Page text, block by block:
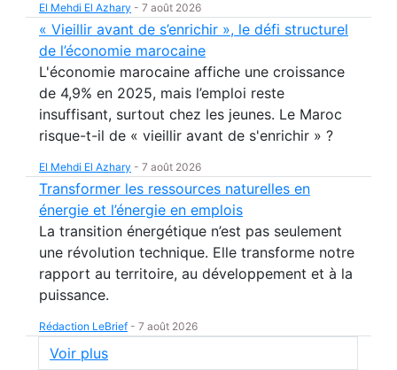
El Mehdi El Azhary - 7 août 2026
« Vieillir avant de s’enrichir », le défi structurel
de l’économie marocaine
L'économie marocaine affiche une croissance
de 4,9% en 2025, mais l’emploi reste
insuffisant, surtout chez les jeunes. Le Maroc
risque-t-il de « vieillir avant de s'enrichir » ?
El Mehdi El Azhary - 7 août 2026
Transformer les ressources naturelles en
énergie et l’énergie en emplois
La transition énergétique n’est pas seulement
une révolution technique. Elle transforme notre
rapport au territoire, au développement et à la
puissance.
Rédaction LeBrief - 7 août 2026
Voir plus